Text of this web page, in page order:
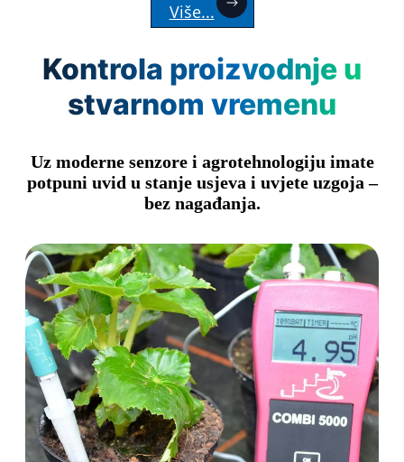
Više...
Kontrola proizvodnje u
stvarnom vremenu
Uz moderne senzore i agrotehnologiju imate
potpuni uvid u stanje usjeva i uvjete uzgoja –
bez nagađanja.